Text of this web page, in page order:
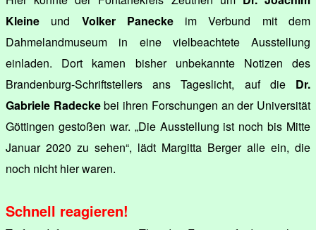
Kleine und Volker Paneckeim Verbund mit dem
Dahmelandmuseum in eine vielbeachtete Ausstellung
einladen. Dort kamen bisher unbekannte Notizen des
Brandenburg-Schriftstellers ans Tageslicht, auf die Dr.
Gabriele Radeckebei ihren Forschungen an der Universität
Göttingen gestoßen war. „Die Ausstellung ist noch bis Mitte
Januar 2020 zu sehen“, lädt Margitta Berger alle ein, die
noch nicht hier waren.
Schnell reagieren!